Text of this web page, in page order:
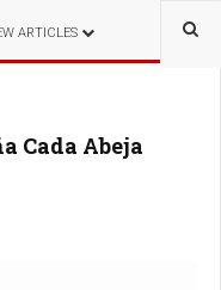
ARTICLES
Cada Abeja